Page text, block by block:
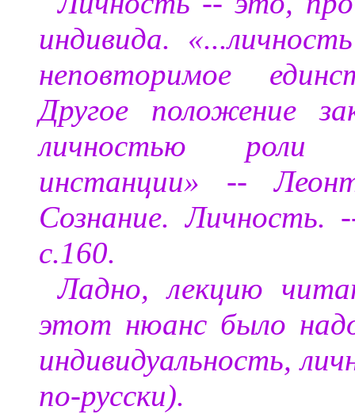
индивида.
неповторимое
Другое положение
личностью роли
инстанции» --
Сознание.
с.160.
Ладно, лекцию
этот нюанс было
индивидуальность,
по-русски).